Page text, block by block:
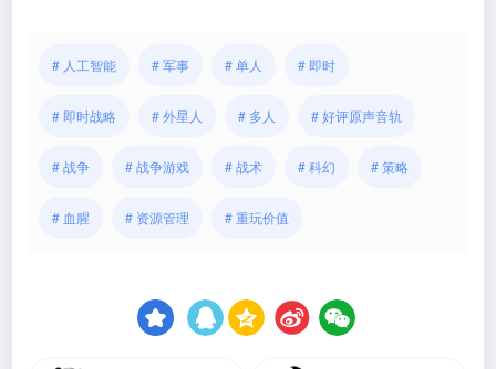
# 人工智能 # 军事 # 单人 # 即时
# 即时战略 # 外星人 # 多人 # 好评原声音轨
# 战争 # 战争游戏 # 战术 # 科幻 # 策略
# 血腥 # 资源管理 # 重玩价值